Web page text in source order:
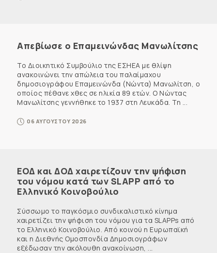
Απεβίωσε ο Επαμεινώνδας Μανωλίτσης
Το Διοικητικό Συμβούλιο της ΕΣΗΕΑ με θλίψη
ανακοινώνει την απώλεια του παλαίμαχου
δημοσιογράφου Επαμεινώνδα (Νώντα) Μανωλίτση, ο
οποίος πέθανε χθες σε ηλικία 89 ετών. Ο Νώντας
Μανωλίτσης γεννήθηκε το 1937 στη Λευκάδα. Τη ...
06 ΑΥΓΟΥΣΤΟΥ 2026
ΕΟΔ και ΔΟΔ χαιρετίζουν την ψήφιση
του νόμου κατά των SLAPP από το
Ελληνικό Κοινοβούλιο
Σύσσωμο το παγκόσμιο συνδικαλιστικό κίνημα
χαιρετίζει την ψήφιση του νόμου για τα SLAPPs από
το Ελληνικό Κοινοβούλιο. Από κοινού η Ευρωπαϊκή
και η Διεθνής Ομοσπονδία Δημοσιογράφων
εξέδωσαν την ακόλουθη ανακοίνωση, ...